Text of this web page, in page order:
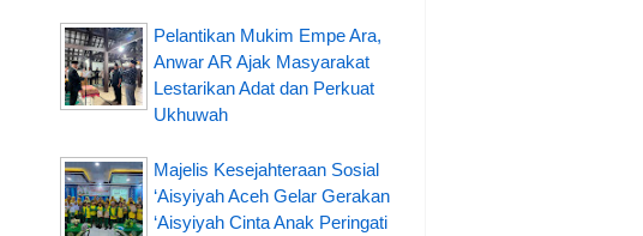
Pelantikan Mukim Empe Ara,
Anwar AR Ajak Masyarakat
Lestarikan Adat dan Perkuat
Ukhuwah
Majelis Kesejahteraan Sosial
‘Aisyiyah Aceh Gelar Gerakan
‘Aisyiyah Cinta Anak Peringati